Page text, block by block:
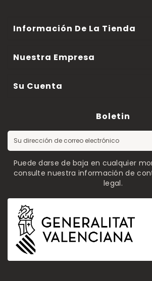
Información De La Tienda
Nuestra Empresa
Su Cuenta
Boletin
Puede darse de baja en cualquier
consulte nuestra información de
legal.